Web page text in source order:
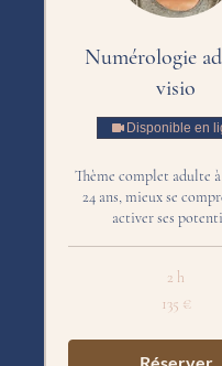
Numérologie
visio
Disponible en
Thème complet adulte
24 ans, mieux se
activer ses
2 h
135 €